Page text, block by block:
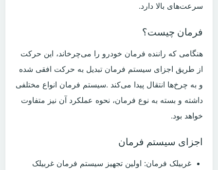
سرعت‌های بالا دارد.
فرمان چیست؟
‬خواهد‭ ‬بود‭.‬
اجزای سیستم فرمان
غربیلک فرمان: اولین تجهیز سیستم فرمان غربیلک